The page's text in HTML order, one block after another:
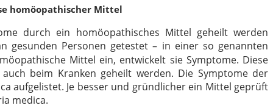
homöopathischer Mittel
durch ein homöopathisches Mittel geheilt werden
gesunden Personen getestet – in einer so genannten
Mittel ein, entwickelt sie Symptome. Diese
beim Kranken geheilt werden. Die Symptome der
aufgelistet. Je besser und gründlicher ein Mittel geprüft
medica.